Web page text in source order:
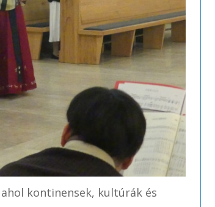
ahol kontinensek, kultúrák és